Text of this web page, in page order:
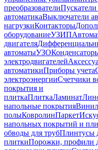
преобразователи
автоматикаВыключатели
нагрузкиКонтакторы
оборудованиеУЗИП
двигателя
автоматыУЗО
электродвигателей
автоматикиПриборы учета
электроэнергииСчетчики
покрытия и
плиткаПлиткаЛаминат
напольные покрытия
полыКовролинПаркет
напольных покрытий и
обводы для трубПлинтусы
плиткиПорожки, профили